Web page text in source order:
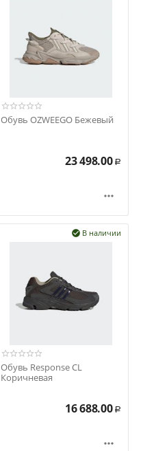
Обувь OZWEEGO Бежевый
23 498.00 Р

В наличии

Обувь Response CL
Коричневая
16 688.00 Р
